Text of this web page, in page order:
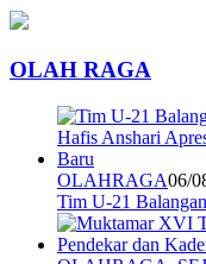
OLAH RAGA
OLAHRAGA06/
Tim U-21